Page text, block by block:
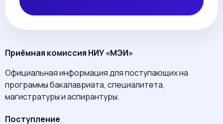
Приёмная комиссия НИУ «МЭИ»
Официальная информация для поступающих на
программы бакалавриата, специалитета,
магистратуры и аспирантуры.
Поступление